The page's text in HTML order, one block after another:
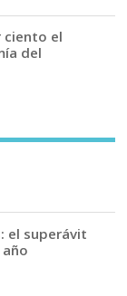
ciento el
del
el superávit